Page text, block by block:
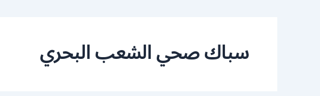
سباك صحي الشعب البحري